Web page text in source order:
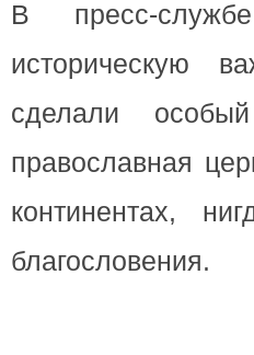
В пресс-
историческую
сделали
православная
континентах,
благословения.